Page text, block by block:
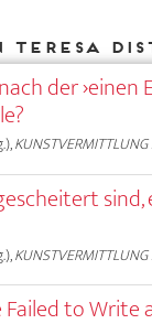
der ›einen
to Write